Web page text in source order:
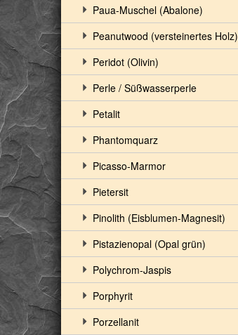
Paua-Muschel (Abalone)
Peanutwood (versteinertes Holz)
Peridot (Olivin)
Perle / Süßwasserperle
Petalit
Phantomquarz
Picasso-Marmor
Pietersit
Pinolith (Eisblumen-Magnesit)
Pistazienopal (Opal grün)
Polychrom-Jaspis
Porphyrit
Porzellanit